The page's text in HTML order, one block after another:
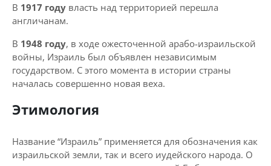
В 1917 году власть над территорией перешла
англичанам.
В 1948 году, в ходе ожесточенной арабо-израильской
войны, Израиль был объявлен независимым
государством. С этого момента в истории страны
началась совершенно новая веха.
Этимология
Название “Израиль” применяется для обозначения как
израильской земли, так и всего иудейского народа. О